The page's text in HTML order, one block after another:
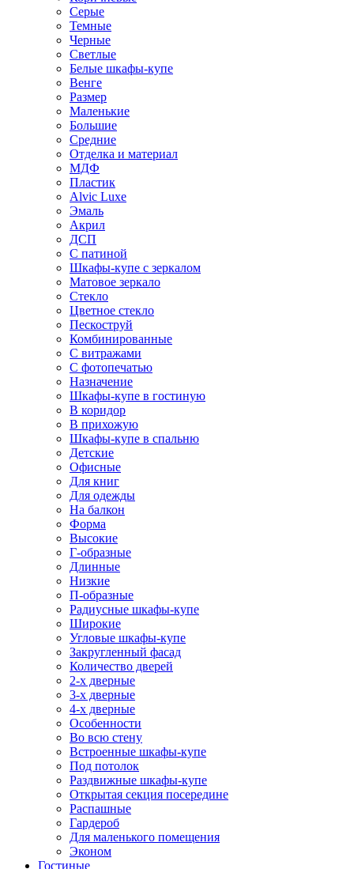
Серые
Темные
Черные
Светлые
Белые шкафы-купе
Венге
Размер
Маленькие
Большие
Средние
Отделка и материал
МДФ
Пластик
Alvic Luxe
Эмаль
Акрил
ДСП
С патиной
Шкафы-купе с зеркалом
Матовое зеркало
Стекло
Цветное стекло
Пескоструй
Комбинированные
С витражами
С фотопечатью
Назначение
Шкафы-купе в гостиную
В коридор
В прихожую
Шкафы-купе в спальню
Детские
Офисные
Для книг
Для одежды
На балкон
Форма
Высокие
Г-образные
Длинные
Низкие
П-образные
Радиусные шкафы-купе
Широкие
Угловые шкафы-купе
Закругленный фасад
Количество дверей
2-х дверные
3-х дверные
4-х дверные
Особенности
Во всю стену
Встроенные шкафы-купе
Под потолок
Раздвижные шкафы-купе
Открытая секция посередине
Распашные
Гардероб
Для маленького помещения
Эконом
Гостиные